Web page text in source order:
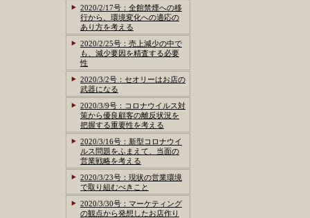
2020/2/17号：全館禁煙への移
行から、環境変化への適応の
あり方を考える
2020/2/25号：売上減少の中で
も、減少要因を精査する必要
性
2020/3/2号：セオリーはお店の
武器になる
2020/3/9号：コロナウイルス対
策から優良顧客の離反状況を
把握する重要性を考える
2020/3/16号：新型コロナウイ
ルス問題をふまえて、当面の
営業戦略を考える
2020/3/23号：現状の営業環境
で取り組むべきこと
2020/3/30号：マーケティング
の観点から発想したお店作り